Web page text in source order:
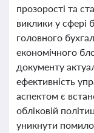
прозорості та
виклики у сфері
головного
економічного
документу
ефективність
аспектом є
обліковій
уникнути